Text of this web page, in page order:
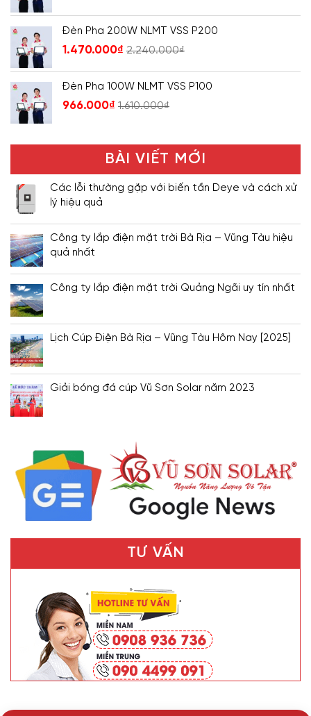
Đèn Pha 200W NLMT VSS P200
1.470.000₫ 2.240.000₫
Đèn Pha 100W NLMT VSS P100
966.000₫ 1.610.000₫
BÀI VIẾT MỚI
Các lỗi thường gặp với biến tần Deye và cách xử
lý hiệu quả
Công ty lắp điện mặt trời Bà Rịa – Vũng Tàu hiệu
quả nhất
Công ty lắp điện mặt trời Quảng Ngãi uy tín nhất
Lịch Cúp Điện Bà Rịa – Vũng Tàu Hôm Nay [2025]
Giải bóng đá cúp Vũ Sơn Solar năm 2023
TƯ VẤN